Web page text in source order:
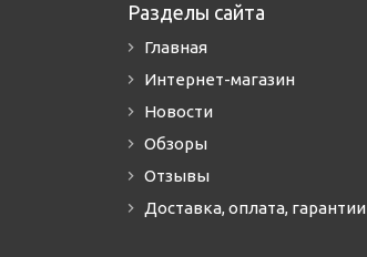
Разделы сайта
Главная
Интернет-магазин
Новости
Обзоры
Отзывы
Доставка, оплата, гарантии